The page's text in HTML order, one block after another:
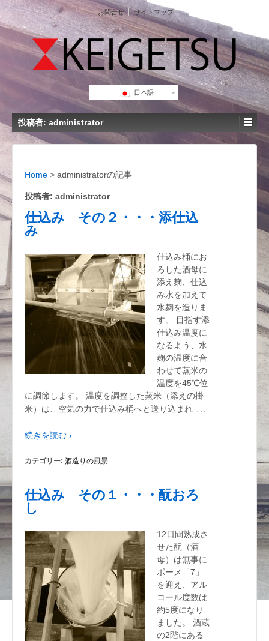
お問合せ サイトマップ
日本語
投稿者: administrator
Home > administratorの記事
投稿者: administrator
仕込み その２・・・添仕込
み
仕込み桶にお
ろした酒母に
添え麹、仕込
み水を加えて
水麹を造りま
す。 目指す添
仕込み温度に
なるよう、水
麹の温度に合
わせて蒸米の
温度を45℃位
に調節します。 温度を調整した蒸米（添えの掛
米）は、空気の力で仕込み桶へと送り込まれ …
続きを読む ›
カテゴリー: 酒造りの風景
仕込み その１・・・酛おろ
し
12日間熟成さ
せた酛（酒
母）は無事に
ボーメ「7」
を迎え、アル
コール度数は
約5度になり
ました。 酒蔵
の2階にある